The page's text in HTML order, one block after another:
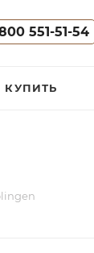
551-51-54
КУПИТЬ